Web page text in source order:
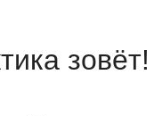
зовёт!